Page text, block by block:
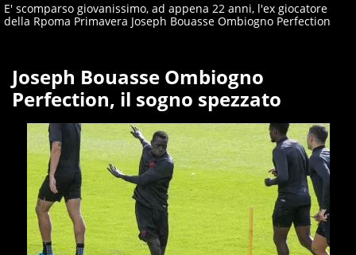
E' scomparso giovanissimo, ad appena 22 anni, l'ex giocatore
della Rpoma Primavera Joseph Bouasse Ombiogno Perfection
Joseph Bouasse Ombiogno
Perfection, il sogno spezzato